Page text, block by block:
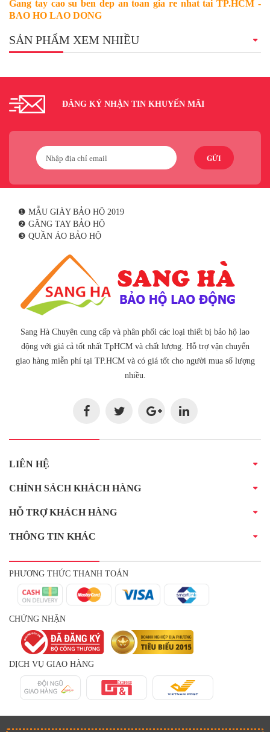
Gang tay cao su ben dep an toan gia re nhat tai TP.HCM -
BAO HO LAO DONG
SẢN PHẨM XEM NHIỀU
ĐĂNG KÝ NHẬN TIN KHUYẾN MÃI
GỬI
❶ MẪU GIÀY BẢO HỘ 2019
❷ GĂNG TAY BẢO HỘ
❸ QUẦN ÁO BẢO HỘ
Sang Hà Chuyên cung cấp và phân phối các loại thiết bị bảo hộ lao
động với giá cả tốt nhất TpHCM và chất lượng. Hỗ trợ vận chuyển
giao hàng miễn phí tại TP.HCM và có giá tốt cho người mua số lượng
nhiều.
LIÊN HỆ
CHÍNH SÁCH KHÁCH HÀNG
HỖ TRỢ KHÁCH HÀNG
THÔNG TIN KHÁC
PHƯƠNG THỨC THANH TOÁN
CHỨNG NHẬN
DỊCH VỤ GIAO HÀNG